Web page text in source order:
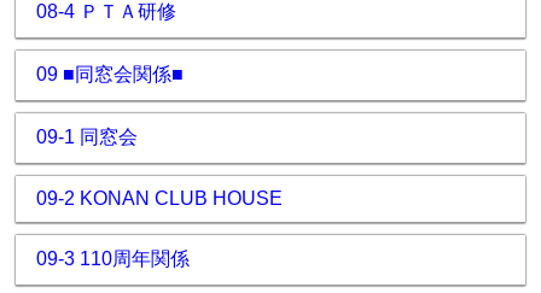
08-4 ＰＴＡ研修
09 ■同窓会関係■
09-1 同窓会
09-2 KONAN CLUB HOUSE
09-3 110周年関係